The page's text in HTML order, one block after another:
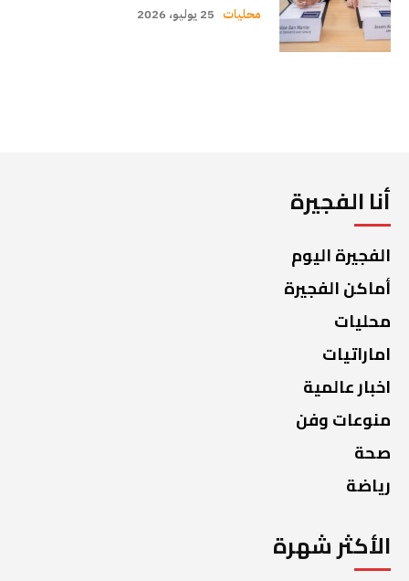
محليات 25 يوليو، 2026
أنا الفجيرة
الفجيرة اليوم
أماكن الفجيرة
محليات
اماراتيات
اخبار عالمية
منوعات وفن
صحة
رياضة
الأكثر شهرة